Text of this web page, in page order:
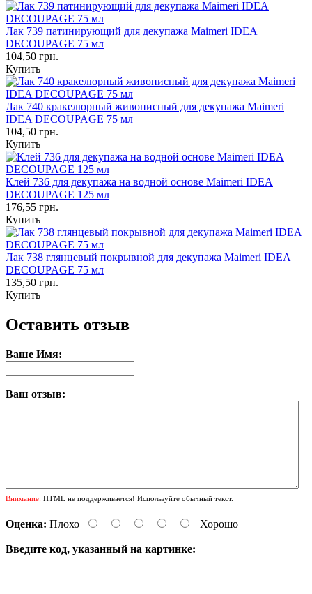
Лак 739 патинирующий для декупажа Maimeri IDEA
DECOUPAGE 75 мл
104,50 грн.
Купить
Лак 740 кракелюрный живописный для декупажа Maimeri
IDEA DECOUPAGE 75 мл
104,50 грн.
Купить
Клей 736 для декупажа на водной основе Maimeri IDEA
DECOUPAGE 125 мл
176,55 грн.
Купить
Лак 738 глянцевый покрывной для декупажа Maimeri IDEA
DECOUPAGE 75 мл
135,50 грн.
Купить
Оставить отзыв
Ваше Имя:
Ваш отзыв:
Внимание: HTML не поддерживается! Используйте обычный текст.
Оценка: Плохо Хорошо
Введите код, указанный на картинке: